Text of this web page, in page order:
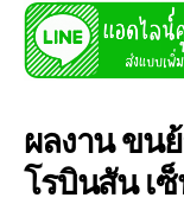
ผลงาน ขน
โรบินสัน เ